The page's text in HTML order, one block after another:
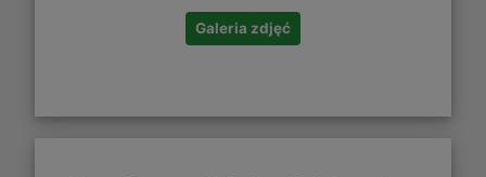
Galeria zdjęć